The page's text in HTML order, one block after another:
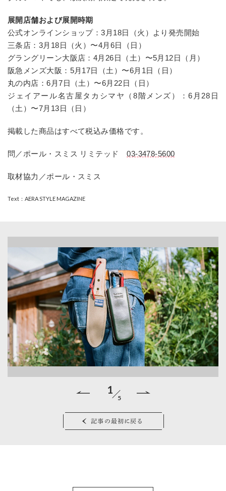
展開店舗および展開時期
公式オンラインショップ：3月18日（火）より発売開始
三条店：3月18日（火）〜4月6日（日）
グラングリーン大阪店：4月26日（土）〜5月12日（月）
阪急メンズ大阪：5月17日（土）〜6月1日（日）
丸の内店：6月7日（土）〜6月22日（日）
ジェイアール名古屋タカシマヤ（8階メンズ）：6月28日
（土）〜7月13日（日）
掲載した商品はすべて税込み価格です。
問／ポール・スミス リミテッド03-3478-5600
取材協力／ポール・スミス
Text：AERA STYLE MAGAZINE
記事の最初に戻る
1
5